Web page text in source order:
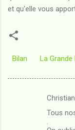
et qu'elle vous
Bilan La
Christian
Tous